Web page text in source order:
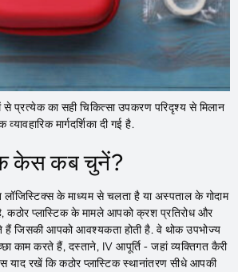
से प्रत्येक का सही चिकित्सा उपकरण परिदृश्य से मिलान
मार्गदर्शिका दी गई है.
केस कब चुनें?
के माध्यम से चलता है या अस्पताल के गोदाम
कठोर प्लास्टिक के मामले आपको क्रश प्रतिरोध और
हैं जिसकी आपको आवश्यकता होती है. वे थोक उपभोज्य
काम करते हैं, दस्ताने, IV आपूर्ति - जहां व्यक्तिगत कैरी
याद रखें कि कठोर प्लास्टिक स्थानांतरण सीधे आपकी